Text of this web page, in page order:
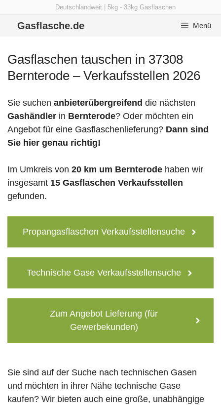
Deutschlandweit | 5kg - 33kg Gasflaschen
Gasflasche.de Menü
Gasflaschen tauschen in 37308
Bernterode – Verkaufsstellen 2026
Sie suchen anbieterübergreifend die nächsten
Gashändler in Bernterode? Oder möchten ein
Angebot für eine Gasflaschenlieferung? Dann sind
Sie hier genau richtig!
Im Umkreis von 20 km um Bernterode haben wir
insgesamt 15 Gasflaschen Verkaufsstellen
gefunden.
Propangasflaschen Verkaufsstellensuche
Technische Gase Verkaufsstellensuche
Zum Angebot Lieferung (für
Gewerbekunden)
Sie sind auf der Suche nach technischen Gasen
und möchten in ihrer Nähe technische Gase
kaufen? Wir bieten auch eine große, unabhängige